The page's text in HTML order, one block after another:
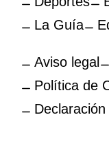
La Guía
Aviso legal
Política de